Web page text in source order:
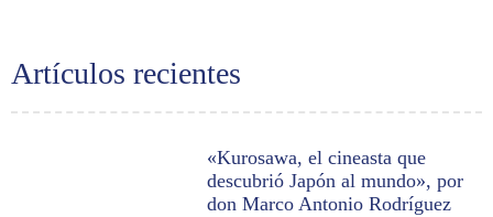
Artículos recientes
«Kurosawa, el cineasta que
descubrió Japón al mundo», por
don Marco Antonio Rodríguez